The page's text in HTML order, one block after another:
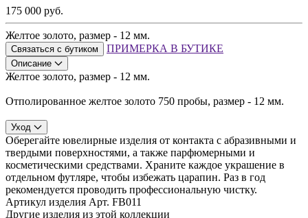
175 000 руб.
Желтое золото, размер - 12 мм.
Связаться с бутиком ПРИМЕРКА В БУТИКЕ
Описание
Желтое золото, размер - 12 мм.
Отполированное желтое золото 750 пробы, размер - 12 мм.
Уход
Оберегайте ювелирные изделия от контакта с абразивными и
твердыми поверхностями, а также парфюмерными и
косметическими средствами. Храните каждое украшение в
отдельном футляре, чтобы избежать царапин. Раз в год
рекомендуется проводить профессиональную чистку.
Артикул изделия Арт. FB011
Другие изделия из этой коллекции